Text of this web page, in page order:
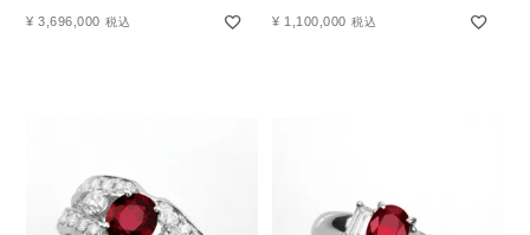
¥ 3,696,000 税込 ¥ 1,100,000 税込